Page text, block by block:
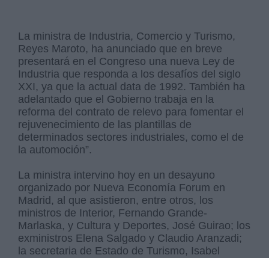
La ministra de Industria, Comercio y Turismo,
Reyes Maroto, ha anunciado que en breve
presentará en el Congreso una nueva Ley de
Industria que responda a los desafíos del siglo
XXI, ya que la actual data de 1992. También ha
adelantado que el Gobierno trabaja en la
reforma del contrato de relevo para fomentar el
rejuvenecimiento de las plantillas de
determinados sectores industriales, como el de
la automoción”.
La ministra intervino hoy en un desayuno
organizado por Nueva Economía Forum en
Madrid, al que asistieron, entre otros, los
ministros de Interior, Fernando Grande-
Marlaska, y Cultura y Deportes, José Guirao; los
exministros Elena Salgado y Claudio Aranzadi;
la secretaria de Estado de Turismo, Isabel